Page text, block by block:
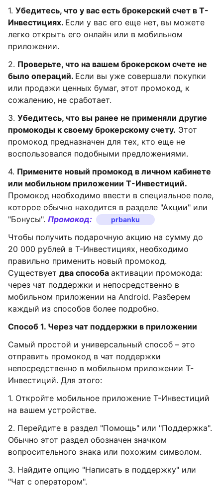
1. Убедитесь, что у вас есть брокерский счет в Т-
Инвестициях. Если у вас его еще нет, вы можете
легко открыть его онлайн или в мобильном
приложении.
2. Проверьте, что на вашем брокерском счете не
было операций. Если вы уже совершали покупки
или продажи ценных бумаг, этот промокод, к
сожалению, не сработает.
3. Убедитесь, что вы ранее не применяли другие
промокоды к своему брокерскому счету. Этот
промокод предназначен для тех, кто еще не
воспользовался подобными предложениями.
4. Примените новый промокод в личном кабинете
или мобильном приложении Т-Инвестиций.
Промокод необходимо ввести в специальное поле,
которое обычно находится в разделе "Акции" или
"Бонусы". Промокод: prbanku
Чтобы получить подарочную акцию на сумму до
20 000 рублей в Т-Инвестициях, необходимо
правильно применить новый промокод.
Существует два способа активации промокода:
через чат поддержки и непосредственно в
мобильном приложении на Android. Разберем
каждый из способов более подробно.
Способ 1. Через чат поддержки в приложении
Самый простой и универсальный способ – это
отправить промокод в чат поддержки
непосредственно в мобильном приложении Т-
Инвестиций. Для этого:
1. Откройте мобильное приложение Т-Инвестиций
на вашем устройстве.
2. Перейдите в раздел "Помощь" или "Поддержка".
Обычно этот раздел обозначен значком
вопросительного знака или похожим символом.
3. Найдите опцию "Написать в поддержку" или
"Чат с оператором".